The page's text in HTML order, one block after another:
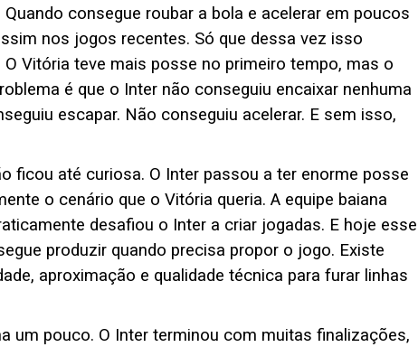
consegue roubar a bola e acelerar em poucos
nos jogos recentes. Só que dessa vez isso
Vitória teve mais posse no primeiro tempo, mas o
é que o Inter não conseguiu encaixar nenhuma
escapar. Não conseguiu acelerar. E sem isso,
ficou até curiosa. O Inter passou a ter enorme posse
o cenário que o Vitória queria. A equipe baiana
desafiou o Inter a criar jogadas. E hoje esse
produzir quando precisa propor o jogo. Existe
aproximação e qualidade técnica para furar linhas
um pouco. O Inter terminou com muitas finalizações,